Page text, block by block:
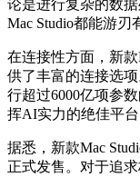
论是进行复杂的数
Mac Studio都能游刃
在连接性方面，新
供了丰富的连接选
行超过6000亿项参
挥AI实力的绝佳平台
据悉，新款Mac
正式发售。对于追